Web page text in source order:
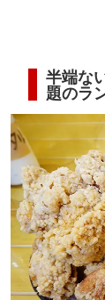
半端な
題のラ